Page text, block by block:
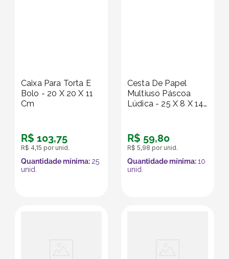
Caixa Para Torta E
Bolo - 20 X 20 X 11
Cm
R$ 103,75
R$ 4,15 por unid.
Quantidade mínima: 25
unid.
Cesta De Papel
Multiuso Páscoa
Lúdica - 25 X 8 X 14
R$ 59,80
R$ 5,98 por unid.
Quantidade mínima:10
unid.